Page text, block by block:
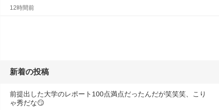
12時間前
新着の投稿
前提出した大学のレポート100点満点だったんだが笑笑笑、こり
ゃ秀だな😏